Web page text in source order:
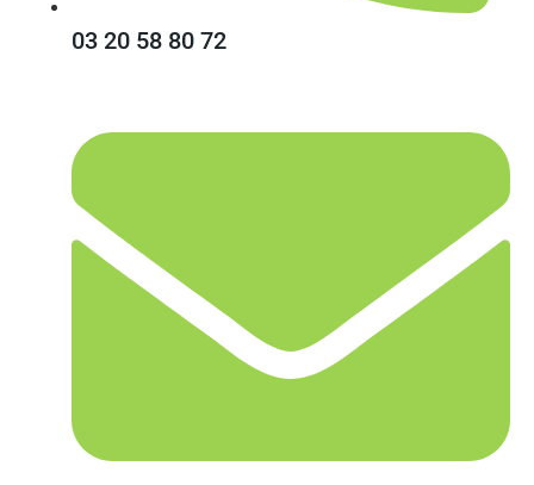
03 20 58 80 72